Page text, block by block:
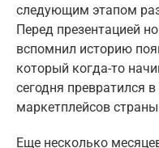
следующим этапом
Перед презентацией
вспомнил историю
который когда-то
сегодня превратился
маркетплейсов
Еще несколько